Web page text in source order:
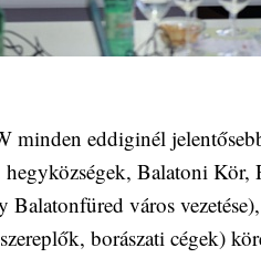
minden eddiginél
hegyközségek, Balatoni Kör,
város
borászati cégek)